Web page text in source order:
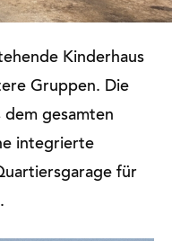
Kinderhaus
Gruppen. Die
gesamten
integrierte
für